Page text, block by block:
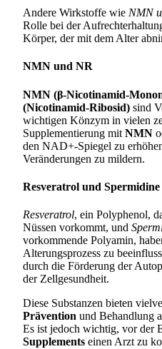
Andere Wirkstoffe wie NMN
Rolle bei der
Körper, der mit dem Alter
NMN und NR
NMN (β-Nicotinamid-
(Nicotinamid-Ribosid) sind
wichtigen Könzym in vielen
Supplementierung mit NMN
den NAD+-Spiegel zu
Veränderungen zu mildern.
Resveratrol und Spermidine
Resveratrol, ein Polyphenol,
Nüssen vorkommt, und
vorkommende Polyamin,
Alterungsprozess zu
durch die Förderung der
der Zellgesundheit.
Diese Substanzen bieten
Prävention und Behandlung
Es ist jedoch wichtig, vor der
Supplements einen Arzt zu